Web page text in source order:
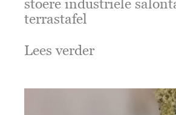
stoere industriële
terrastafel
Lees verder